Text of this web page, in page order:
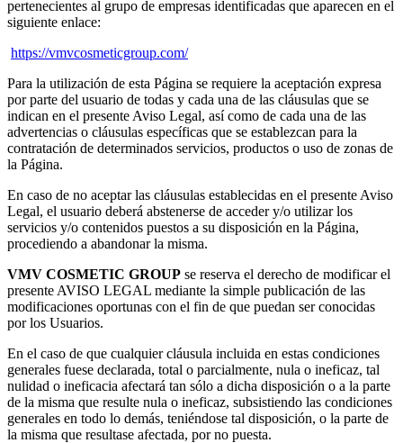
pertenecientes al grupo de empresas identificadas que aparecen en el
siguiente enlace:
https://vmvcosmeticgroup.com/
Para la utilización de esta Página se requiere la aceptación expresa
por parte del usuario de todas y cada una de las cláusulas que se
indican en el presente Aviso Legal, así como de cada una de las
advertencias o cláusulas específicas que se establezcan para la
contratación de determinados servicios, productos o uso de zonas de
la Página.
En caso de no aceptar las cláusulas establecidas en el presente Aviso
Legal, el usuario deberá abstenerse de acceder y/o utilizar los
servicios y/o contenidos puestos a su disposición en la Página,
procediendo a abandonar la misma.
VMV COSMETIC GROUP se reserva el derecho de modificar el
presente AVISO LEGAL mediante la simple publicación de las
modificaciones oportunas con el fin de que puedan ser conocidas
por los Usuarios.
En el caso de que cualquier cláusula incluida en estas condiciones
generales fuese declarada, total o parcialmente, nula o ineficaz, tal
nulidad o ineficacia afectará tan sólo a dicha disposición o a la parte
de la misma que resulte nula o ineficaz, subsistiendo las condiciones
generales en todo lo demás, teniéndose tal disposición, o la parte de
la misma que resultase afectada, por no puesta.